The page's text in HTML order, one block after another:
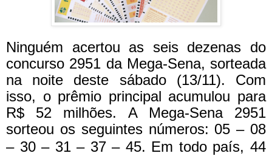
Ninguém acertou as seis dezenas do
concurso 2951 da Mega-Sena, sorteada
na noite deste sábado (13/11). Com
isso, o prêmio principal acumulou para
R$ 52 milhões. A Mega-Sena 2951
sorteou os seguintes números: 05 – 08
– 30 – 31 – 37 – 45. Em todo país, 44